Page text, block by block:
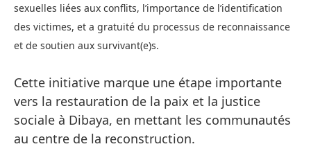
sexuelles liées aux conflits, l’importance de l’identification
des victimes, et a gratuité du processus de reconnaissance
et de soutien aux survivant(e)s.
Cette initiative marque une étape importante
vers la restauration de la paix et la justice
sociale à Dibaya, en mettant les communautés
au centre de la reconstruction.